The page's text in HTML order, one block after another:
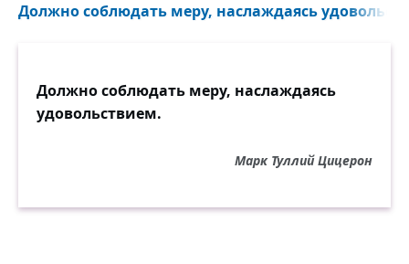
Должно соблюдать меру, наслаждаясь
Должно соблюдать меру, наслаждаясь
удовольствием.
Марк Туллий Цицерон